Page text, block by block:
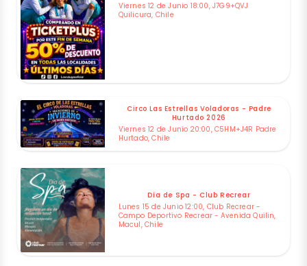
Viernes 12 de Junio 18:00, J7G9+QVJ
Quilicura, Chile
Circo Las Estrellas Voladoras - Padre
Hurtado 2026
Viernes 12 de Junio 20:00, C5HM+J4R Padre
Hurtado, Chile
Dia de Spa - Club Recrear
Lunes 15 de Junio 12:00, Club Recrear -
Campo Deportivo Recrear - Avenida Quilin,
Macul, Chile